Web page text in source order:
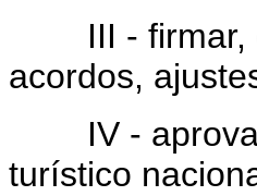
III - firmar,
acordos,
IV - aprovar
turístico